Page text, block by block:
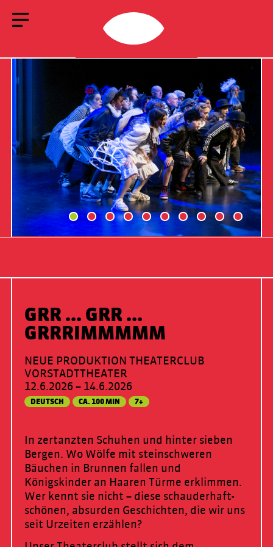
SCHULBROSCHÜRE
GRR ... GRR ...
GRRRIMMMMM
NEUE PRODUKTION THEATERCLUB
VORSTADTTHEATER
12.6.2026 – 14.6.2026
DEUTSCH CA. 100 MIN 7+
In zertanzten Schuhen und hinter sieben
Bergen. Wo Wölfe mit steinschweren
Bäuchen in Brunnen fallen und
Königskinder an Haaren Türme erklimmen.
Wer kennt sie nicht – diese schauderhaft-
schönen, absurden Geschichten, die wir uns
seit Urzeiten erzählen?